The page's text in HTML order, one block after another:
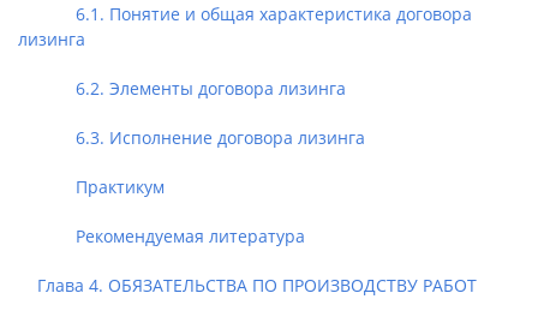
6.1. Понятие и общая характеристика договора
лизинга
6.2. Элементы договора лизинга
6.3. Исполнение договора лизинга
Практикум
Рекомендуемая литература
Глава 4. ОБЯЗАТЕЛЬСТВА ПО ПРОИЗВОДСТВУ РАБОТ